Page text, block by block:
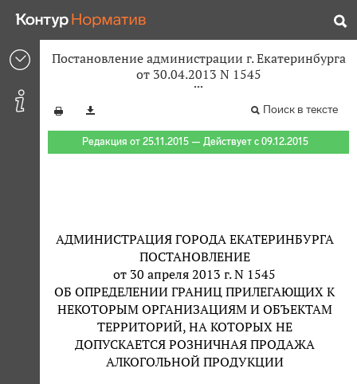
Постановление администрации г. Екатеринбурга
от 30.04.2013 N 1545
Поиск в тексте
Редакция от 25.11.2015 — Действует с 09.12.2015
АДМИНИСТРАЦИЯ ГОРОДА ЕКАТЕРИНБУРГА
ПОСТАНОВЛЕНИЕ
от 30 апреля 2013 г. N 1545
ОБ ОПРЕДЕЛЕНИИ ГРАНИЦ ПРИЛЕГАЮЩИХ К
НЕКОТОРЫМ ОРГАНИЗАЦИЯМ И ОБЪЕКТАМ
ТЕРРИТОРИЙ, НА КОТОРЫХ НЕ
ДОПУСКАЕТСЯ РОЗНИЧНАЯ ПРОДАЖА
АЛКОГОЛЬНОЙ ПРОДУКЦИИ